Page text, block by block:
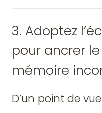
3. Adoptez
pour ancrer
mémoire
D’un point de